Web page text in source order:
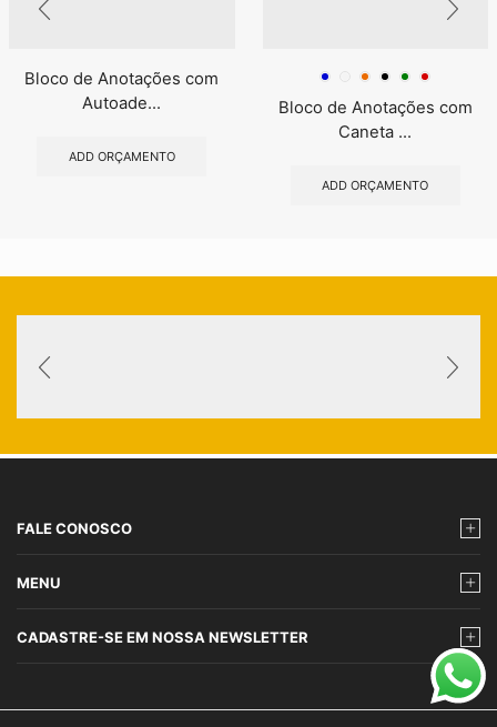
Bloco de Anotações com
Autoade...
ADD ORÇAMENTO
Bloco de Anotações com
Caneta ...
ADD ORÇAMENTO
FALE CONOSCO
MENU
CADASTRE-SE EM NOSSA NEWSLETTER